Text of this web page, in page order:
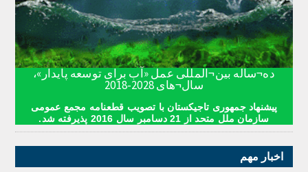
ده¬ساله بین¬المللی عمل «آب برای توسعه پایدار»،
سال¬های 2028-2018
پیشنهاد جمهوری تاجیکستان با تصویب قطعنامه مجمع عمومی
سازمان ملل متحد از 21 دسامبر سال 2016 پذیرفته شد.
اخبار مهم